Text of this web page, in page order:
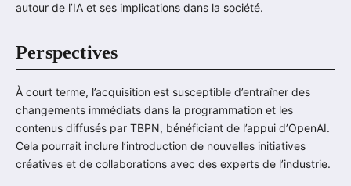
autour de l’IA et ses implications dans la société.
Perspectives
À court terme, l’acquisition est susceptible d’entraîner des
changements immédiats dans la programmation et les
contenus diffusés par TBPN, bénéficiant de l’appui d’OpenAI.
Cela pourrait inclure l’introduction de nouvelles initiatives
créatives et de collaborations avec des experts de l’industrie.